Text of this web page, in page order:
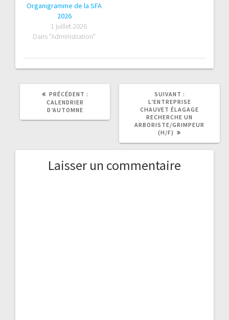
Organigramme de la SFA
2026
1 juillet 2026
Dans "Administration"
PRÉCÉDENT :
CALENDRIER
D’AUTOMNE
SUIVANT :
SUIVANT
:
L’ENTREPRISE
CHAUVET ÉLAGAGE
RECHERCHE UN
ARBORISTE/GRIMPEUR
(H/F)
Laisser un commentaire